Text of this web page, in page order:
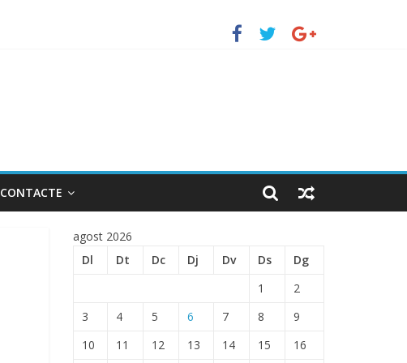
CONTACTE
agost 2026
Dl
Dt Dc Dj Dv Ds
Dg
1
2
3
4 5 6 7 8
9
10
11 12 13 14 15 16